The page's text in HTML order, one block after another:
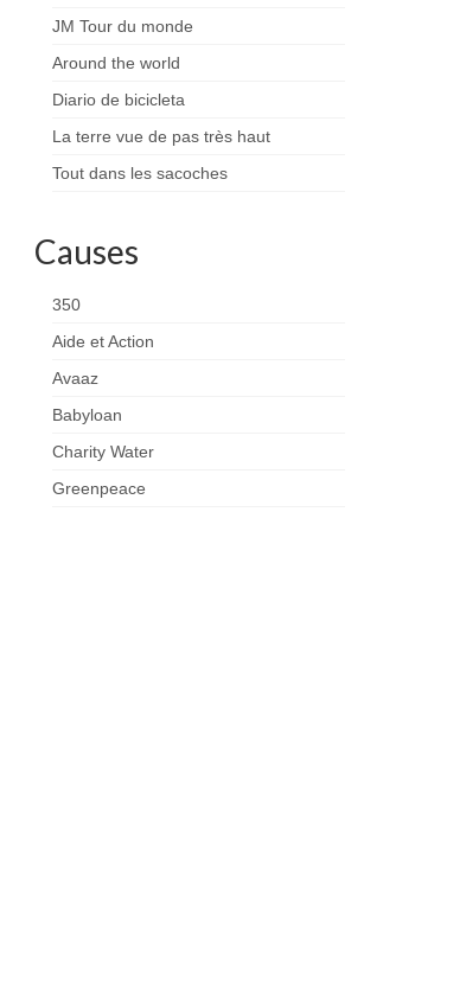
JM Tour du monde
Around the world
Diario de bicicleta
La terre vue de pas très haut
Tout dans les sacoches
Causes
350
Aide et Action
Avaaz
Babyloan
Charity Water
Greenpeace